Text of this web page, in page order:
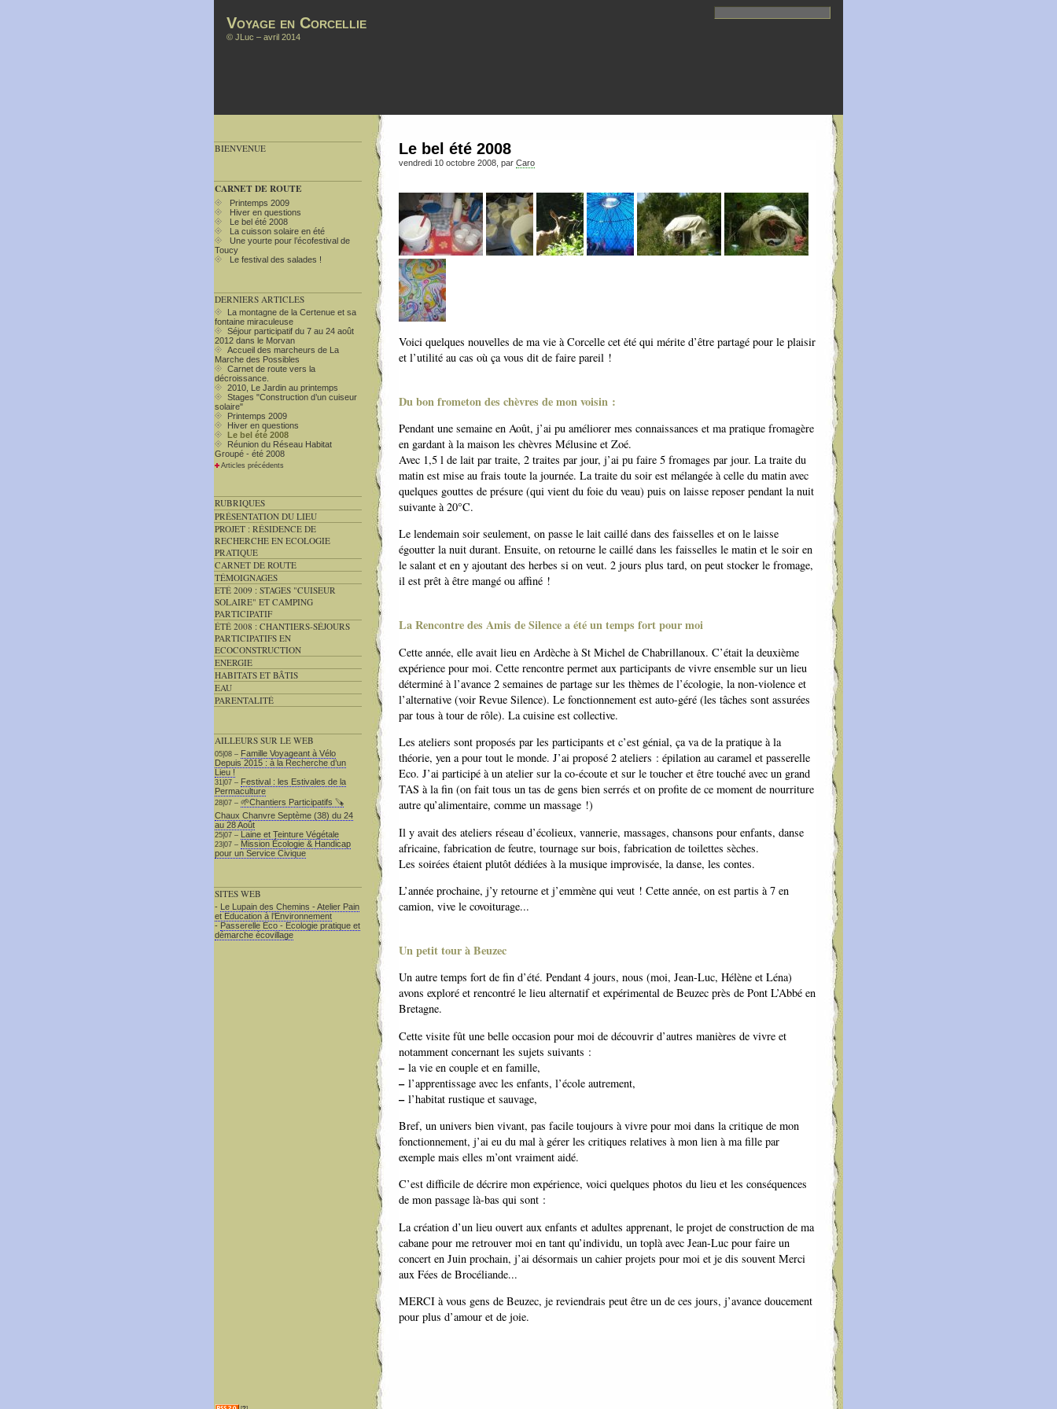
Voyage en Corcellie
© JLuc – avril 2014
Le bel été 2008
vendredi 10 octobre 2008, par Caro
Voici quelques nouvelles de ma vie à Corcelle cet été qui mérite d’être partagé pour le plaisir
et l’utilité au cas où ça vous dit de faire pareil !
Du bon frometon des chèvres de mon voisin :
Pendant une semaine en Août, j’ai pu améliorer mes connaissances et ma pratique fromagère
en gardant à la maison les chèvres Mélusine et Zoé.
Avec 1,5 l de lait par traite, 2 traites par jour, j’ai pu faire 5 fromages par jour. La traite du
matin est mise au frais toute la journée. La traite du soir est mélangée à celle du matin avec
quelques gouttes de présure (qui vient du foie du veau) puis on laisse reposer pendant la nuit
suivante à 20°C.
Le lendemain soir seulement, on passe le lait caillé dans des faisselles et on le laisse
égoutter la nuit durant. Ensuite, on retourne le caillé dans les faisselles le matin et le soir en
le salant et en y ajoutant des herbes si on veut. 2 jours plus tard, on peut stocker le fromage,
il est prêt à être mangé ou affiné !
La Rencontre des Amis de Silence a été un temps fort pour moi
Cette année, elle avait lieu en Ardèche à St Michel de Chabrillanoux. C’était la deuxième
expérience pour moi. Cette rencontre permet aux participants de vivre ensemble sur un lieu
déterminé à l’avance 2 semaines de partage sur les thèmes de l’écologie, la non-violence et
l’alternative (voir Revue Silence). Le fonctionnement est auto-géré (les tâches sont assurées
par tous à tour de rôle). La cuisine est collective.
Les ateliers sont proposés par les participants et c’est génial, ça va de la pratique à la
théorie, yen a pour tout le monde. J’ai proposé 2 ateliers : épilation au caramel et passerelle
Eco. J’ai participé à un atelier sur la co-écoute et sur le toucher et être touché avec un grand
TAS à la fin (on fait tous un tas de gens bien serrés et on profite de ce moment de nourriture
autre qu’alimentaire, comme un massage !)
Il y avait des ateliers réseau d’écolieux, vannerie, massages, chansons pour enfants, danse
africaine, fabrication de feutre, tournage sur bois, fabrication de toilettes sèches.
Les soirées étaient plutôt dédiées à la musique improvisée, la danse, les contes.
L’année prochaine, j’y retourne et j’emmène qui veut ! Cette année, on est partis à 7 en
camion, vive le covoiturage...
Un petit tour à Beuzec
Un autre temps fort de fin d’été. Pendant 4 jours, nous (moi, Jean-Luc, Hélène et Léna)
avons exploré et rencontré le lieu alternatif et expérimental de Beuzec près de Pont L’Abbé en
Bretagne.
Cette visite fût une belle occasion pour moi de découvrir d’autres manières de vivre et
notamment concernant les sujets suivants :
–la vie en couple et en famille,
–l’apprentissage avec les enfants, l’école autrement,
–l’habitat rustique et sauvage,
Bref, un univers bien vivant, pas facile toujours à vivre pour moi dans la critique de mon
fonctionnement, j’ai eu du mal à gérer les critiques relatives à mon lien à ma fille par
exemple mais elles m’ont vraiment aidé.
C’est difficile de décrire mon expérience, voici quelques photos du lieu et les conséquences
de mon passage là-bas qui sont :
La création d’un lieu ouvert aux enfants et adultes apprenant, le projet de construction de ma
cabane pour me retrouver moi en tant qu’individu, un toplà avec Jean-Luc pour faire un
concert en Juin prochain, j’ai désormais un cahier projets pour moi et je dis souvent Merci
aux Fées de Brocéliande...
MERCI à vous gens de Beuzec, je reviendrais peut être un de ces jours, j’avance doucement
pour plus d’amour et de joie.
BIENVENUE
CARNET DE ROUTE
Printemps 2009
Hiver en questions
Le bel été 2008
La cuisson solaire en été
Une yourte pour l’écofestival de
Toucy
Le festival des salades !
DERNIERS ARTICLES
La montagne de la Certenue et sa
fontaine miraculeuse
Séjour participatif du 7 au 24 août
2012 dans le Morvan
Accueil des marcheurs de La
Marche des Possibles
Carnet de route vers la
décroissance.
2010, Le Jardin au printemps
Stages "Construction d’un cuiseur
solaire"
Printemps 2009
Hiver en questions
Le bel été 2008
Réunion du Réseau Habitat
Groupé - été 2008
Articles précédents
RUBRIQUES
PRÉSENTATION DU LIEU
PROJET : RÉSIDENCE DE
RECHERCHE EN ECOLOGIE
PRATIQUE
CARNET DE ROUTE
TÉMOIGNAGES
ETÉ 2009 : STAGES "CUISEUR
SOLAIRE" ET CAMPING
PARTICIPATIF
ÉTÉ 2008 : CHANTIERS-SÉJOURS
PARTICIPATIFS EN
ECOCONSTRUCTION
ENERGIE
HABITATS ET BÂTIS
EAU
PARENTALITÉ
AILLEURS SUR LE WEB
05|08 – Famille Voyageant à Vélo
Depuis 2015 : à la Recherche d’un
Lieu !
31|07 – Festival : les Estivales de la
Permaculture
28|07 –🌱Chantiers Participatifs 🪚​
Chaux Chanvre Septème (38) du 24
au 28 Août
25|07 – Laine et Teinture Végétale
23|07 – Mission Écologie & Handicap
pour un Service Civique
SITES WEB
- Le Lupain des Chemins - Atelier Pain
et Education à l’Environnement
- Passerelle Eco - Ecologie pratique et
démarche écovillage